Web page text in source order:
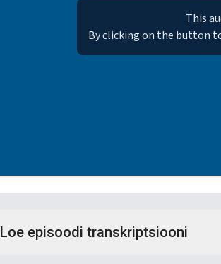
This
By clicking on the button
Loe episoodi transkriptsiooni